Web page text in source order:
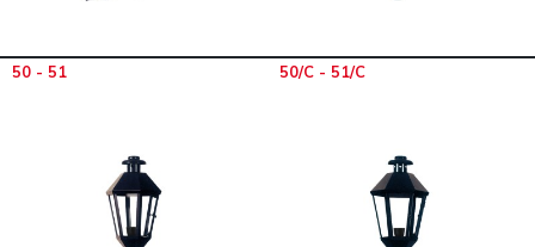
50 - 51 50/C - 51/C